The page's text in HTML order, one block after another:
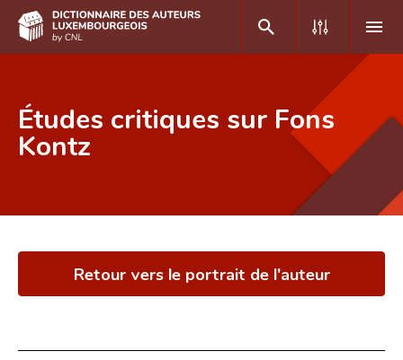
DE
Foire aux questions
Équipe scientifique
Études critiques sur Fons
Kontz
Retour vers le portrait de l'auteur